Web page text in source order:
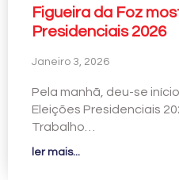
Figueira da Foz
Presidenciais 2026
Janeiro 3, 2026
Pela manhã, deu-se
Eleições Presidenciais
Trabalho…
ler mais...